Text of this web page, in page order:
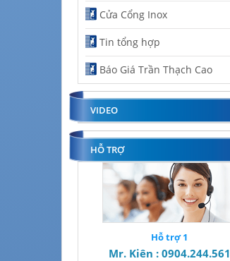
Cửa Cổng Inox
Tin tổng hợp
Báo Giá Trần Thạch Cao
VIDEO
HỖ TRỢ
Hỗ trợ 1
Mr. Kiên : 0904.244.561